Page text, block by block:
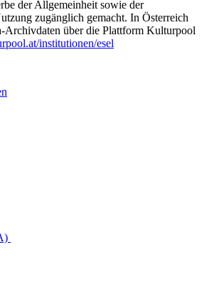
der Allgemeinheit sowie der
zugänglich gemacht. In Österreich
Archivdaten über die Plattform Kulturpool
institutionen/esel